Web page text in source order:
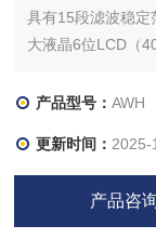
具有15段滤波稳定
大液晶6位LCD（
产品型号：AWH
更新时间： 2025-
产品咨